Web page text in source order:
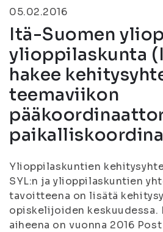
05.02.2016
Itä-Suomen
ylioppilaskunta
hakee
teemaviikon
Ylioppilaskuntien
SYL:n ja ylioppilaskuntien
tavoitteena on lisätä
opiskelijoiden keskuudessa.
aiheena on vuonna 2016